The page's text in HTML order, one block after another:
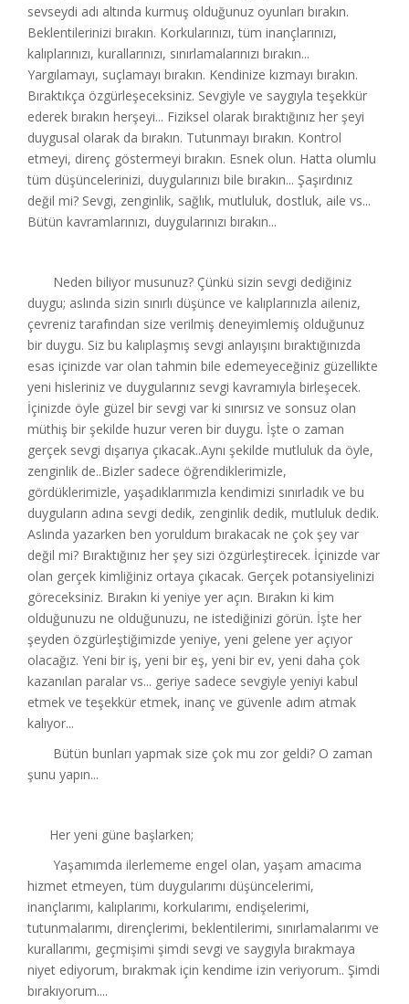
sevseydi adı altında kurmuş olduğunuz oyunları bırakın.
Beklentilerinizi bırakın. Korkularınızı, tüm inançlarınızı,
kalıplarınızı, kurallarınızı, sınırlamalarınızı bırakın...
Yargılamayı, suçlamayı bırakın. Kendinize kızmayı bırakın.
Bıraktıkça özgürleşeceksiniz. Sevgiyle ve saygıyla teşekkür
ederek bırakın herşeyi... Fiziksel olarak bıraktığınız her şeyi
duygusal olarak da bırakın. Tutunmayı bırakın. Kontrol
etmeyi, direnç göstermeyi bırakın. Esnek olun. Hatta olumlu
tüm düşüncelerinizi, duygularınızı bile bırakın... Şaşırdınız
değil mi? Sevgi, zenginlik, sağlık, mutluluk, dostluk, aile vs...
Bütün kavramlarınızı, duygularınızı bırakın...
Neden biliyor musunuz? Çünkü sizin sevgi dediğiniz
duygu; aslında sizin sınırlı düşünce ve kalıplarınızla aileniz,
çevreniz tarafından size verilmiş deneyimlemiş olduğunuz
bir duygu. Siz bu kalıplaşmış sevgi anlayışını bıraktığınızda
esas içinizde var olan tahmin bile edemeyeceğiniz güzellikte
yeni hisleriniz ve duygularınız sevgi kavramıyla birleşecek.
İçinizde öyle güzel bir sevgi var ki sınırsız ve sonsuz olan
müthiş bir şekilde huzur veren bir duygu. İşte o zaman
gerçek sevgi dışarıya çıkacak..Aynı şekilde mutluluk da öyle,
zenginlik de..Bizler sadece öğrendiklerimizle,
gördüklerimizle, yaşadıklarımızla kendimizi sınırladık ve bu
duyguların adına sevgi dedik, zenginlik dedik, mutluluk dedik.
Aslında yazarken ben yoruldum bırakacak ne çok şey var
değil mi? Bıraktığınız her şey sizi özgürleştirecek. İçinizde var
olan gerçek kimliğiniz ortaya çıkacak. Gerçek potansiyelinizi
göreceksiniz. Bırakın ki yeniye yer açın. Bırakın ki kim
olduğunuzu ne olduğunuzu, ne istediğinizi görün. İşte her
şeyden özgürleştiğimizde yeniye, yeni gelene yer açıyor
olacağız. Yeni bir iş, yeni bir eş, yeni bir ev, yeni daha çok
kazanılan paralar vs... geriye sadece sevgiyle yeniyi kabul
etmek ve teşekkür etmek, inanç ve güvenle adım atmak
kalıyor...
Bütün bunları yapmak size çok mu zor geldi? O zaman
şunu yapın...
Her yeni güne başlarken;
Yaşamımda ilerlememe engel olan, yaşam amacıma
hizmet etmeyen, tüm duygularımı düşüncelerimi,
inançlarımı, kalıplarımı, korkularımı, endişelerimi,
tutunmalarımı, dirençlerimi, beklentilerimi, sınırlamalarımı ve
kurallarımı, geçmişimi şimdi sevgi ve saygıyla bırakmaya
niyet ediyorum, bırakmak için kendime izin veriyorum.. Şimdi
bırakıyorum....